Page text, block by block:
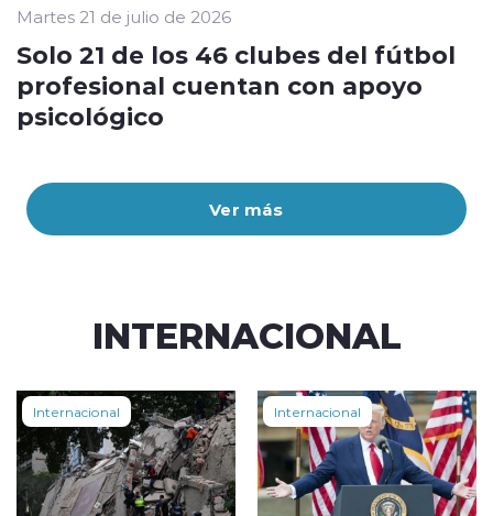
Ver más
Martes 21 de julio de 2026
Solo 21 de los 46 clubes del fútbol
profesional cuentan con apoyo
psicológico
INTERNACIONAL
Internacional Internacional